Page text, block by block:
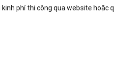
phí thi công qua website hoặc